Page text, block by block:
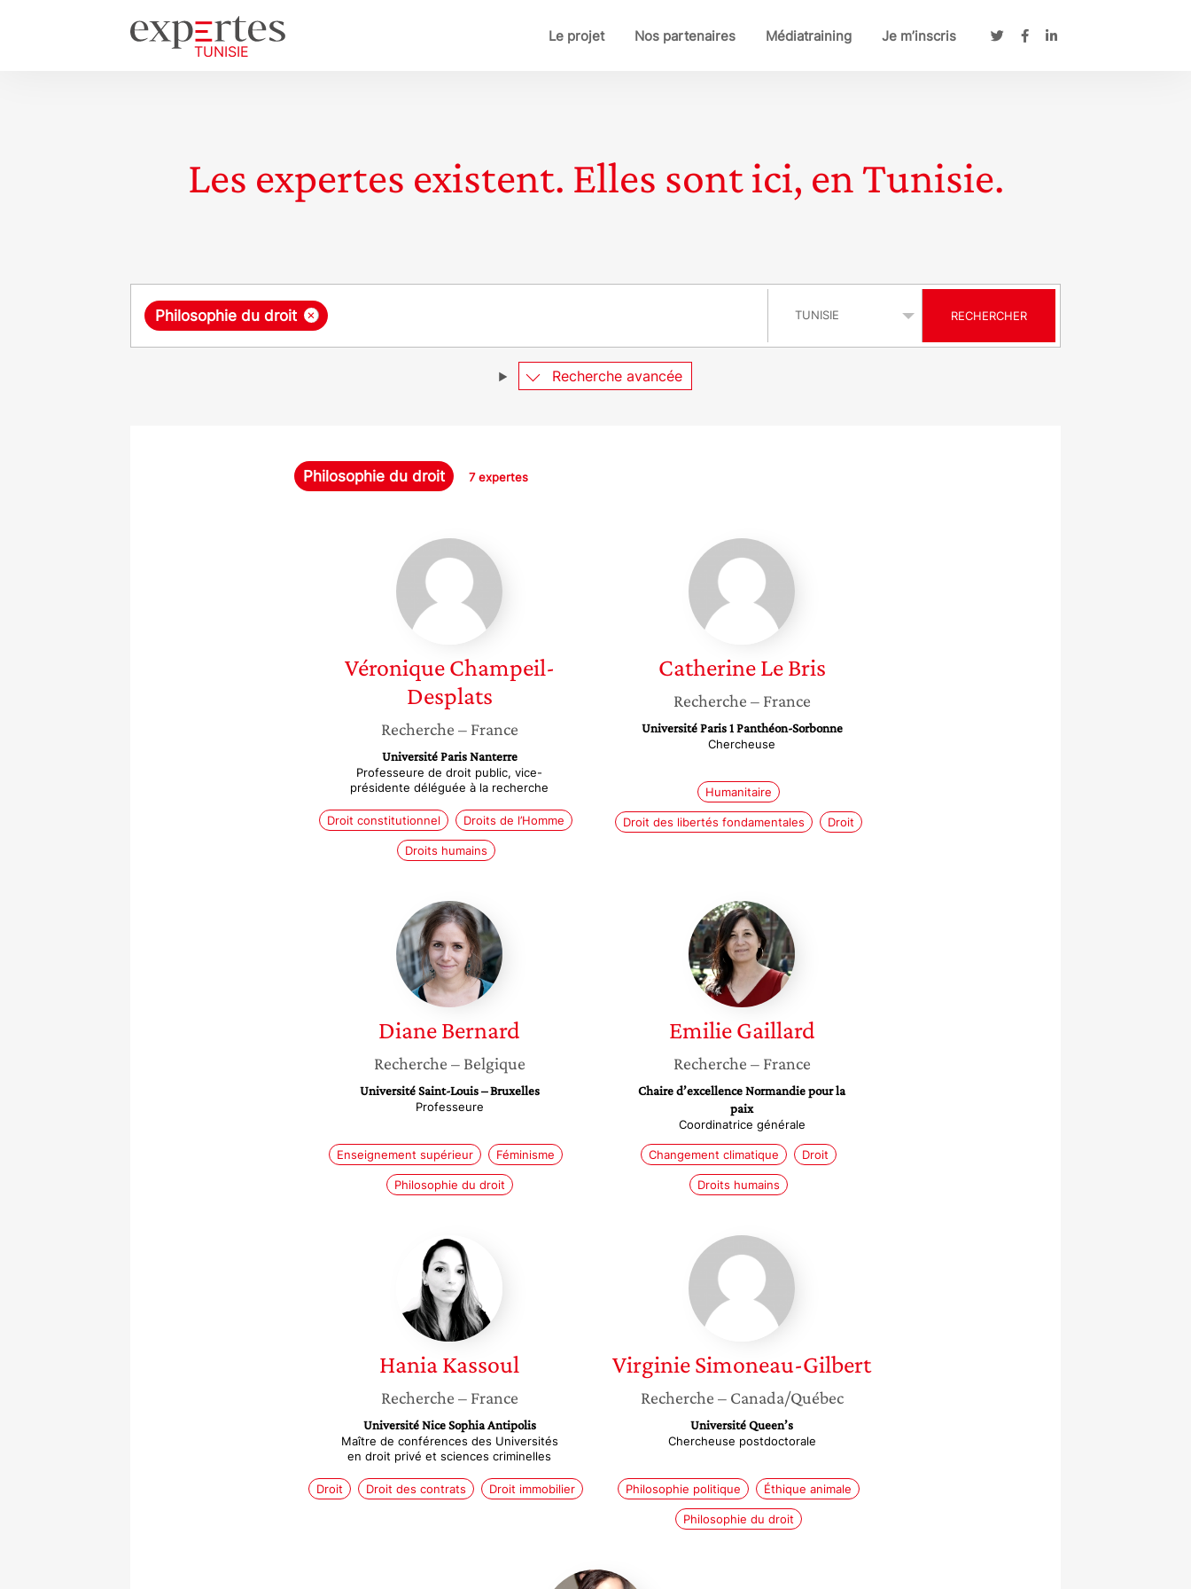
Le projet Nos partenaires Médiatraining Je m’inscris
Les expertes existent. Elles sont ici, en Tunisie.
Requête ×
Philosophie du droit RECHERCHER
Recherche avancée
Philosophie du droit 7 expertes
Véronique
Champeil-
Desplats
Véronique Champeil-
Desplats
Recherche – France
Université Paris Nanterre
Professeure de droit public, vice-
présidente déléguée à la recherche
Droit constitutionnel Droits de l’Homme
Droits humains
Catherine
Le
Bris
Catherine Le Bris
Recherche – France
Université Paris 1 Panthéon-Sorbonne
Chercheuse
Humanitaire
Droit des libertés fondamentales Droit
Diane
Bernard
DianeBernard
Recherche – Belgique
Université Saint-Louis – Bruxelles
Professeure
Enseignement supérieur Féminisme
Philosophie du droit
Emilie
Gaillard
Emilie Gaillard
Recherche – France
Chaire d’excellence Normandie pour la
paix
Coordinatrice générale
Changement climatique Droit
Droits humains
Hania
Kassoul
HaniaKassoul
Recherche – France
Université Nice Sophia Antipolis
Maître de conférences des Universités
en droit privé et sciences criminelles
Droit Droit des contrats Droit immobilier
Virginie
Simoneau-
Gilbert
VirginieSimoneau-Gilbert
Recherche – Canada/Québec
Université Queen’s
Chercheuse postdoctorale
Philosophie politique Éthique animale
Philosophie du droit
Luisa